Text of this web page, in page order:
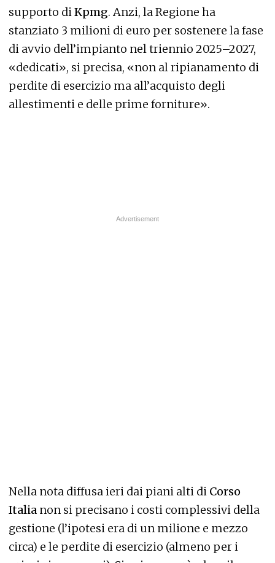
supporto di Kpmg. Anzi, la Regione ha
stanziato 3 milioni di euro per sostenere la fase
di avvio dell’impianto nel triennio 2025–2027,
«dedicati», si precisa, «non al ripianamento di
perdite di esercizio ma all’acquisto degli
allestimenti e delle prime forniture».
Nella nota diffusa ieri dai piani alti di Corso
Italia non si precisano i costi complessivi della
gestione (l’ipotesi era di un milione e mezzo
circa) e le perdite di esercizio (almeno per i